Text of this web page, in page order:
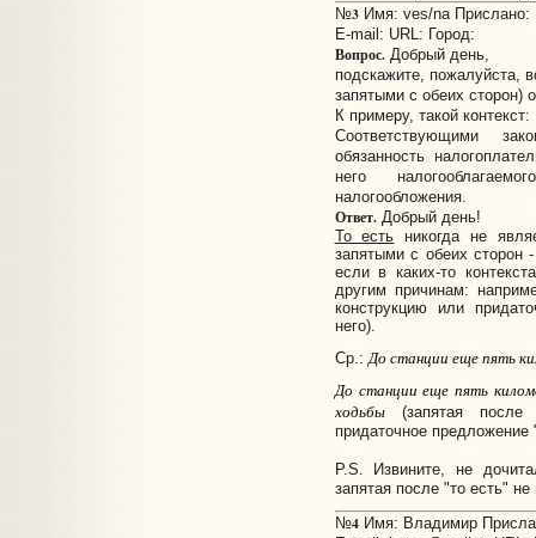
№3Имя: ves/na Прислано:
E-mail: URL: Город:
Вопрос.Добрый день,
подскажите, пожалуйста,
запятыми с обеих сторон)
К примеру, такой контекст:
Соответствующими
обязанность
него
налогообложения.
Ответ.Добрый день!
То есть никогда не
запятыми с обеих сторон
если в каких-то
другим причинам:
конструкцию или
него).
Ср.: До станции еще пять
До станции еще пять
ходьбы(запятая после
придаточное предложение
P.S. Извините, не
запятая после "то есть"
№4Имя: Владимир